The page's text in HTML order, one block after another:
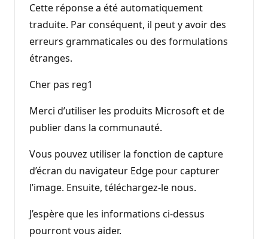
Cette réponse a été automatiquement
traduite. Par conséquent, il peut y avoir des
erreurs grammaticales ou des formulations
étranges.
Cher pas reg1
Merci d’utiliser les produits Microsoft et de
publier dans la communauté.
Vous pouvez utiliser la fonction de capture
d’écran du navigateur Edge pour capturer
l’image. Ensuite, téléchargez-le nous.
J’espère que les informations ci-dessus
pourront vous aider.